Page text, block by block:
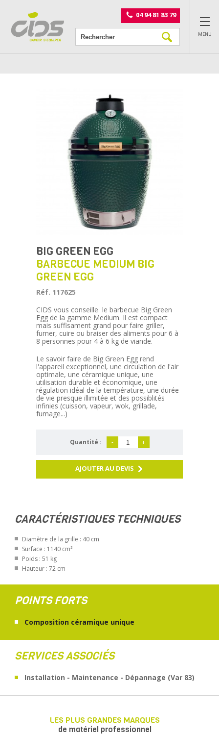
04 94 81 83 79
MENU
BIG GREEN EGG
BARBECUE MEDIUM BIG
GREEN EGG
Réf. 117625
CIDS vous conseille le barbecue Big Green
Egg de la gamme Medium. Il est compact
mais suffisament grand pour faire griller,
fumer, cuire ou braiser des aliments pour 6 à
8 personnes pour 4 à 6 kg de viande.
Le savoir faire de Big Green Egg rend
l'appareil exceptionnel, une circulation de l'air
optimale, une céramique unique, une
utilisation durable et économique, une
régulation idéal de la température, une durée
de vie presque illimitée et des possiblités
infinies (cuisson, vapeur, wok, grillade,
fumage...)
Quantité : - +
AJOUTER AU DEVIS
CARACTÉRISTIQUES TECHNIQUES
Diamètre de la grille : 40 cm
Surface : 1140 cm²
Poids : 51 kg
Hauteur : 72 cm
POINTS FORTS
Composition céramique unique
SERVICES ASSOCIÉS
Installation - Maintenance - Dépannage (Var 83)
LES PLUS GRANDES MARQUES
de matériel professionnel